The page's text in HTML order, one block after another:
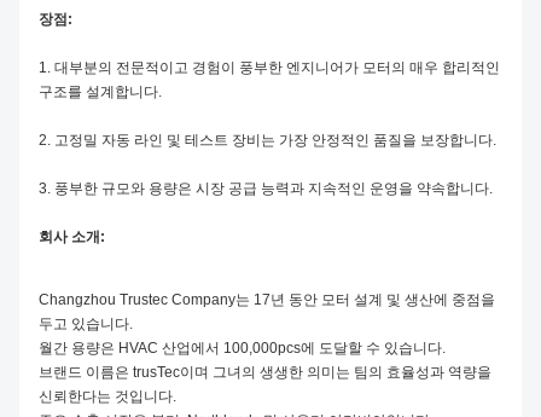
장점:
1. 대부분의 전문적이고 경험이 풍부한 엔지니어가 모터의 매우 합리적인
구조를 설계합니다.
2. 고정밀 자동 라인 및 테스트 장비는 가장 안정적인 품질을 보장합니다.
3. 풍부한 규모와 용량은 시장 공급 능력과 지속적인 운영을 약속합니다.
회사 소개:
Changzhou Trustec Company는 17년 동안 모터 설계 및 생산에 중점을
두고 있습니다.
월간 용량은 HVAC 산업에서 100,000pcs에 도달할 수 있습니다.
브랜드 이름은 trusTec이며 그녀의 생생한 의미는 팀의 효율성과 역량을
신뢰한다는 것입니다.